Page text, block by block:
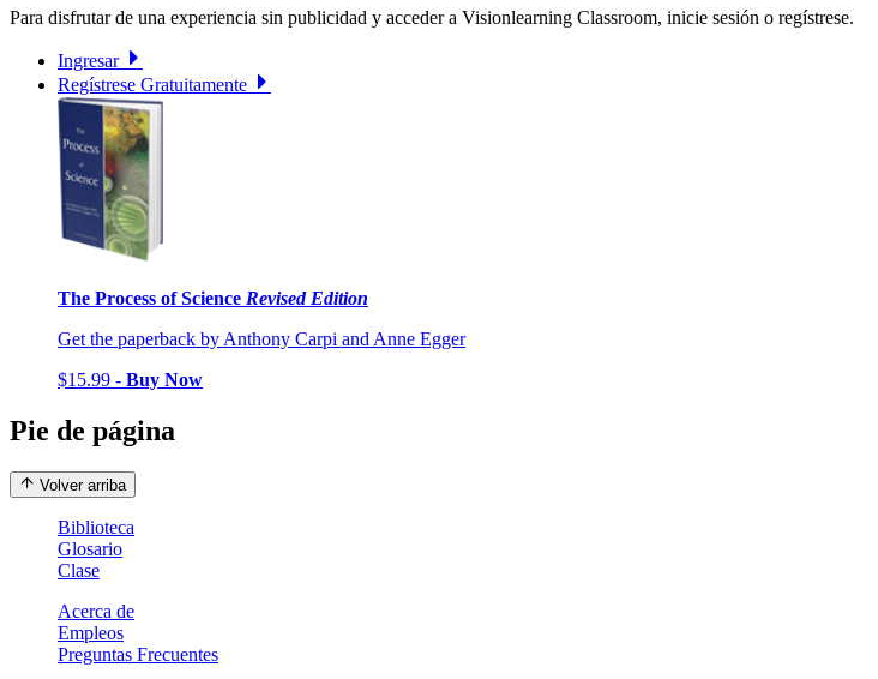
Para disfrutar de una experiencia sin publicidad y acceder a Visionlearning Classroom, inicie sesión o regístrese.
Ingresar
Regístrese Gratuitamente
The Process of Science Revised Edition
Get the paperback by Anthony Carpi and Anne Egger
$15.99 - Buy Now
Pie de página
Volver arriba
Biblioteca
Glosario
Clase
Acerca de
Empleos
Preguntas Frecuentes